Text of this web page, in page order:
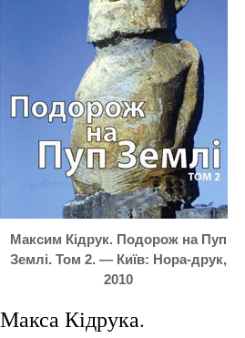
Максим Кідрук. Подорож на Пуп
Землі. Том 2. — Київ: Нора-друк,
2010
Макса Кідрука.